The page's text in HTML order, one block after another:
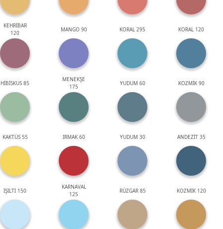
KEHRİBAR
120
MANGO 90 KORAL 295 KORAL 120
HİBİSKUS 85
MENEKŞE
175
YUDUM 60 KOZMİK 90
KAKTÜS 55 IRMAK 60 YUDUM 30 ANDEZİT 35
IŞILTI 150
KARNAVAL
125
RÜZGAR 85 KOZMİK 120